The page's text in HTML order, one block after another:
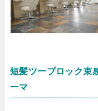
短髪ツーブロック束
ーマ